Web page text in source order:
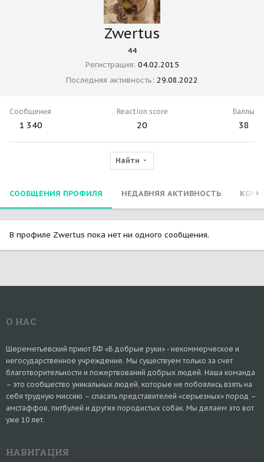
Zwertus
44
Регистрация 04.02.2015
Последняя активность 29.08.2022
Сообщения
1 340
Reaction score
20
Баллы
38
Найти
СООБЩЕНИЯ ПРОФИЛЯ НЕДАВНЯЯ АКТИВНОСТЬ
В профиле Zwertus пока нет ни одного сообщения.
О НАС
Шереметьевский приют БФ «В добрые руки» - некоммерческое и
негосударственное учреждение. Мы существуем только за счет
благотворительности и пожертвований добрых людей. Наша команда
– это сообщество уникальных людей, которые не побоялись взять на
себя трудную миссию – спасать представителей «серьезных» пород –
амстаффов, питбулей и других породистых собак. Мы делаем это вот
уже 10 лет.
НАВИГАЦИЯ